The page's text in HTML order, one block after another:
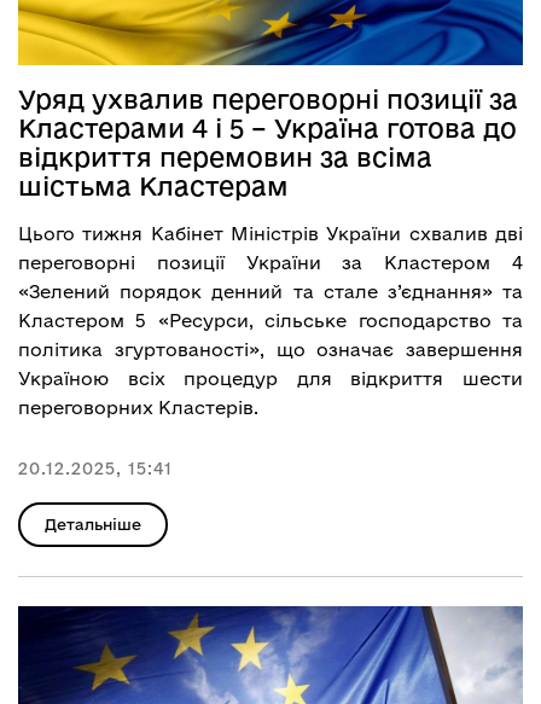
Уряд ухвалив переговорні позиції за
Кластерами 4 і 5 – Україна готова до
відкриття перемовин за всіма
шістьма Кластерам
Цього тижня Кабінет Міністрів України схвалив дві
переговорні позиції України за Кластером 4
«Зелений порядок денний та стале з’єднання» та
Кластером 5 «Ресурси, сільське господарство та
політика згуртованості», що означає завершення
Україною всіх процедур для відкриття шести
переговорних Кластерів.
20.12.2025, 15:41
Детальніше